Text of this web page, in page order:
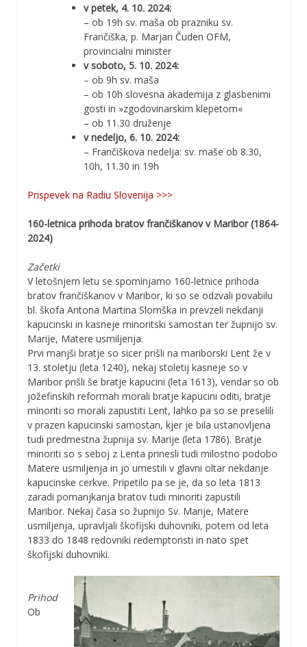
v petek, 4. 10. 2024:
– ob 19h sv. maša ob prazniku sv.
Frančiška, p. Marjan Čuden OFM,
provincialni minister
v soboto, 5. 10. 2024:
– ob 9h sv. maša
– ob 10h slovesna akademija z glasbenimi
gosti in »zgodovinarskim klepetom«
– ob 11.30 druženje
v nedeljo, 6. 10. 2024:
– Frančiškova nedelja: sv. maše ob 8.30,
10h, 11.30 in 19h
Prispevek na Radiu Slovenija >>>
160-letnica prihoda bratov frančiškanov v Maribor (1864-
2024)
Začetki
V letošnjem letu se spominjamo 160-letnice prihoda
bratov frančiškanov v Maribor, ki so se odzvali povabilu
bl. škofa Antona Martina Slomška in prevzeli nekdanji
kapucinski in kasneje minoritski samostan ter župnijo sv.
Marije, Matere usmiljenja.
Prvi manjši bratje so sicer prišli na mariborski Lent že v
13. stoletju (leta 1240), nekaj stoletij kasneje so v
Maribor prišli še bratje kapucini (leta 1613), vendar so ob
jožefinskih reformah morali bratje kapucini oditi, bratje
minoriti so morali zapustiti Lent, lahko pa so se preselili
v prazen kapucinski samostan, kjer je bila ustanovljena
tudi predmestna župnija sv. Marije (leta 1786). Bratje
minoriti so s seboj z Lenta prinesli tudi milostno podobo
Matere usmiljenja in jo umestili v glavni oltar nekdanje
kapucinske cerkve. Pripetilo pa se je, da so leta 1813
zaradi pomanjkanja bratov tudi minoriti zapustili
Maribor. Nekaj časa so župnijo Sv. Marije, Matere
usmiljenja, upravljali škofijski duhovniki, potem od leta
1833 do 1848 redovniki redemptoristi in nato spet
škofijski duhovniki.
Prihod
Ob